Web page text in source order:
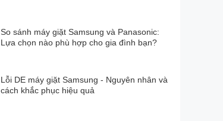
So sánh máy giặt Samsung và Panasonic:
Lựa chọn nào phù hợp cho gia đình bạn?
Lỗi DE máy giặt Samsung - Nguyên nhân và
cách khắc phục hiệu quả